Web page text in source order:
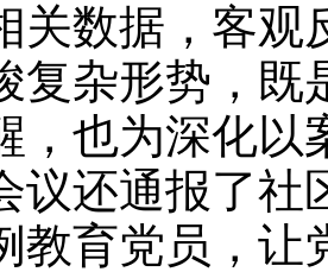
关数据，客观
复杂形势，既
，也为深化以
议还通报了社
教育党员，让